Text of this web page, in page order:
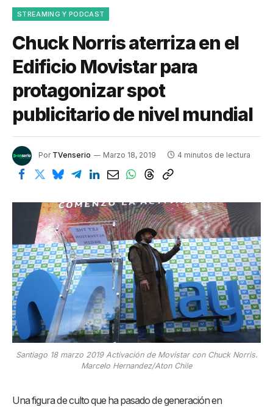
STREAMING Y PODCAST
Chuck Norris aterriza en el
Edificio Movistar para
protagonizar spot
publicitario de nivel mundial
Por TVenserio Marzo 18, 2019 4 minutos de lectura
Santiago 18 marzo 2019 Activación de Movistar con Chuck Norris.
Marcelo Hernandez/Aton Chile
Una figura de culto que ha pasado de generación en